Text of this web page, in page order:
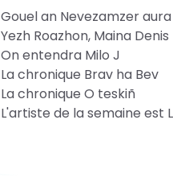
Gouel an Nevezamzer
Yezh Roazhon, Maina
On entendra Milo J
La chronique Brav ha Bev
La chronique O teskiñ
L'artiste de la semaine est